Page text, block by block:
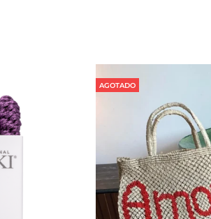
AGOTADO